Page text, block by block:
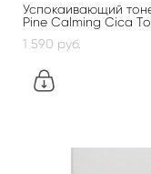
Успокаивающий
Pine Calming Cica
1 590 pуб.